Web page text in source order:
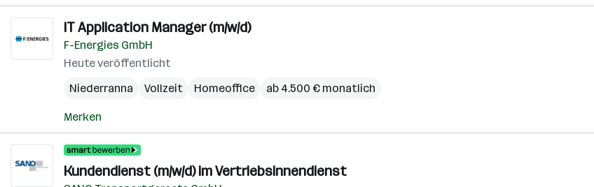
IT Application Manager (m/w/d)
F-Energies GmbH
Heute veröffentlicht
Niederranna
Vollzeit Homeoffice ab 4.500 € monatlich
Merken
Kundendienst (m/w/d) im Vertriebsinnendienst